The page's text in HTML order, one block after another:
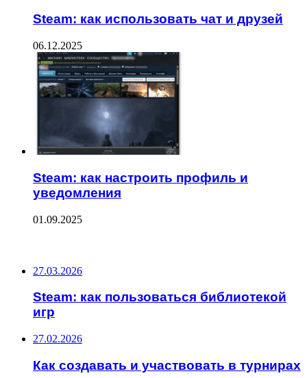
Steam: как использовать чат и друзей
06.12.2025
Steam: как настроить профиль и
уведомления
01.09.2025
27.03.2026
Steam: как пользоваться библиотекой
игр
27.02.2026
Как создавать и участвовать в турнирах